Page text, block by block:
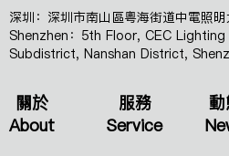
深圳：深圳市南山區粵海街道中電照
Shenzhen：5th Floor, CEC
Subdistrict, Nanshan District,
關於
About
服務
Service